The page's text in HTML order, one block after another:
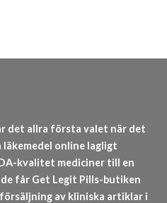
det allra första valet när det
online lagligt
kvalitet mediciner till en
får Get Legit Pills-butiken
av kliniska artiklar i